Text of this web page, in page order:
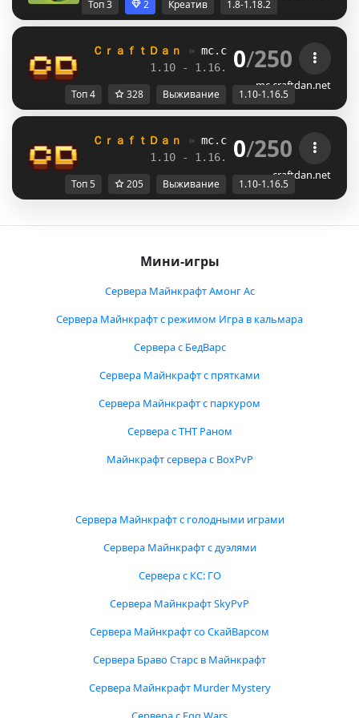
Топ 3 2 Креатив 1.8-1.18.2
ＣｒａｆｔＤａｎ » mc.craftdan.net //
1.10 - 1.16.5 //
0/250
mc.craftdan.net
Топ 4 328 Выживание 1.10-1.16.5
ＣｒａｆｔＤａｎ » mc.craftdan.net //
1.10 - 1.16.5 //
0/250
craftdan.net
Топ 5 205 Выживание 1.10-1.16.5
Мини-игры
Сервера Майнкрафт Амонг Ас
Сервера Майнкрафт с режимом Игра в кальмара
Сервера с БедВарс
Сервера Майнкрафт с прятками
Сервера Майнкрафт с паркуром
Сервера с ТНТ Раном
Майнкрафт сервера с BoxPvP
Сервера Майнкрафт с голодными играми
Сервера Майнкрафт с дуэлями
Сервера с КС: ГО
Сервера Майнкрафт SkyPvP
Сервера Майнкрафт со СкайВарсом
Сервера Браво Старс в Майнкрафт
Сервера Майнкрафт Murder Mystery